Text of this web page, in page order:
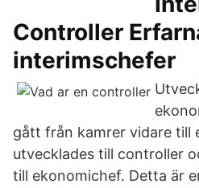
Controller
interimschefer
gått från kamrer vidare till
utvecklades till controller
till ekonomichef. Detta är